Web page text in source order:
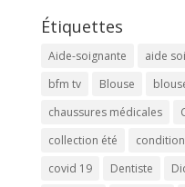
Étiquettes
Aide-soignante aide
bfm tv
Blouse
chaussures médicales
collection été
covid 19
Dentiste